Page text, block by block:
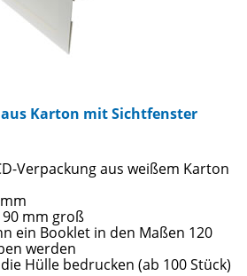
aus Karton mit Sichtfenster
Verpackung aus weißem Karton
90 mm groß
ein Booklet in den Maßen 120
werden
Hülle bedrucken (ab 100 Stück)